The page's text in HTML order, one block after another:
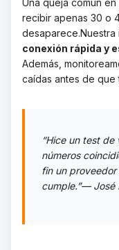
Una queja común
recibir apenas 30 o
desaparece.Nuestra
conexión rápida y
Además,
caídas antes de que
“Hice un test
números
fin un
cumple.”— José